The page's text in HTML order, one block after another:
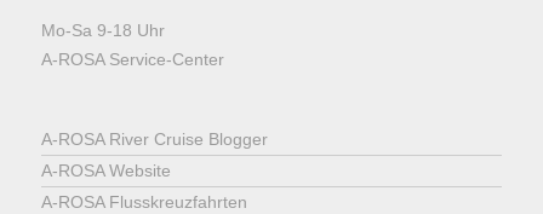
Mo-Sa 9-18 Uhr
A-ROSA Service-Center
A-ROSA River Cruise Blogger
A-ROSA Website
A-ROSA Flusskreuzfahrten